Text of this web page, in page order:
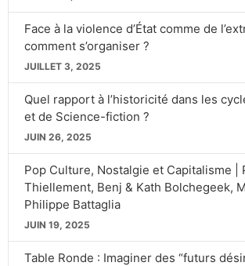
Face à la violence d’État comme de
comment s’organiser ?
JUILLET 3, 2025
Quel rapport à l’historicité dans les
et de Science-fiction ?
JUIN 26, 2025
Pop Culture, Nostalgie et Capitalisme |
Thiellement, Benj & Kath Bolchegeek,
Philippe Battaglia
JUIN 19, 2025
Table Ronde : Imaginer des “futurs